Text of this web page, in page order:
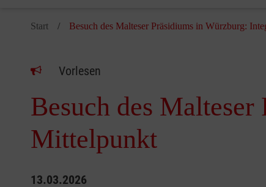
Start Besuch des Malteser Präsidiums in Würzburg:
Vorlesen
Besuch des
Mittelpunkt
13.03.2026